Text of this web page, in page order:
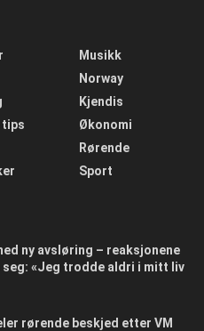
tips
Musikk
Norway
Kjendis
Økonomi
Rørende
Sport
ny avsløring – reaksjonene
seg: «Jeg trodde aldri i mitt liv
rørende beskjed etter VM